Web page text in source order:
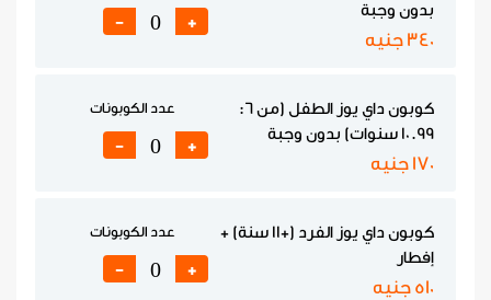
بدون وجبة
340 جنيه
+
-
كوبون داي يوز الطفل (من 6:
10.99 سنوات) بدون وجبة
170 جنيه
عدد الكوبونات
+
-
كوبون داي يوز الفرد (+11 سنة) +
إفطار
510 جنيه
عدد الكوبونات
+
-